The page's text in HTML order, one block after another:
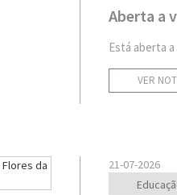
Aberta a
Está aberta
VER
21-07-2026